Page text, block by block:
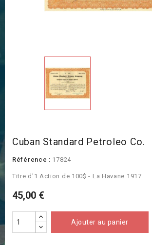
Cuban Standard Petroleo Co.
Référence : 17824
Titre d'1 Action de 100$ - La Havane 1917
45,00 €
Ajouter au panier